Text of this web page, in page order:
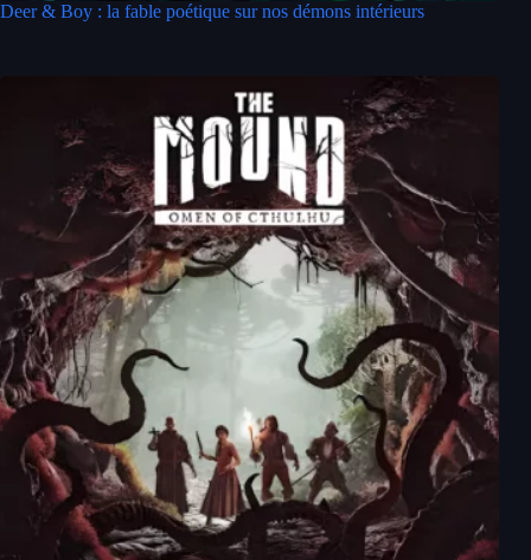
Deer & Boy : la fable poétique sur nos démons intérieurs